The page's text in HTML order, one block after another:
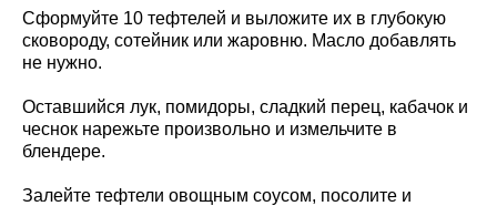
Сформуйте 10 тефтелей и выложите их в глубокую
сковороду, сотейник или жаровню. Масло добавлять
не нужно.
Оставшийся лук, помидоры, сладкий перец, кабачок и
чеснок нарежьте произвольно и измельчите в
блендере.
Залейте тефтели овощным соусом, посолите и